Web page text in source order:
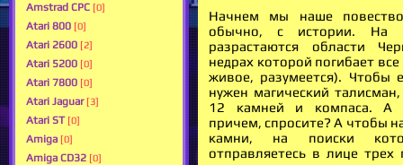
Amstrad CPC [0]
Atari 800 [0]
Atari 2600 [2]
Atari 5200 [0]
Atari 7800 [0]
Atari Jaguar [3]
Atari ST [0]
Amiga [0]
Amiga CD32 [0]
Начнем мы наше
обычно, с истории. На
разрастаются области
недрах которой погибает
живое, разумеется). Чтобы
нужен магический
12 камней и компаса. А
причем, спросите? А чтобы
камни, на поиски
отправляетесь в лице трех